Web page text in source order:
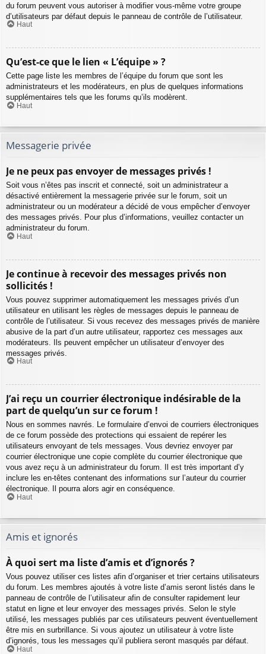
du forum peuvent vous autoriser à modifier vous-même votre groupe
d’utilisateurs par défaut depuis le panneau de contrôle de l’utilisateur.
Haut
Qu’est-ce que le lien « L’équipe » ?
Cette page liste les membres de l’équipe du forum que sont les
administrateurs et les modérateurs, en plus de quelques informations
supplémentaires tels que les forums qu’ils modèrent.
Haut
Messagerie privée
Je ne peux pas envoyer de messages privés !
Soit vous n’êtes pas inscrit et connecté, soit un administrateur a
désactivé entièrement la messagerie privée sur le forum, soit un
administrateur ou un modérateur a décidé de vous empêcher d’envoyer
des messages privés. Pour plus d’informations, veuillez contacter un
administrateur du forum.
Haut
Je continue à recevoir des messages privés non
sollicités !
Vous pouvez supprimer automatiquement les messages privés d’un
utilisateur en utilisant les règles de messages depuis le panneau de
contrôle de l’utilisateur. Si vous recevez des messages privés de manière
abusive de la part d’un autre utilisateur, rapportez ces messages aux
modérateurs. Ils peuvent empêcher un utilisateur d’envoyer des
messages privés.
Haut
J’ai reçu un courrier électronique indésirable de la
part de quelqu’un sur ce forum !
Nous en sommes navrés. Le formulaire d’envoi de courriers électroniques
de ce forum possède des protections qui essaient de repérer les
utilisateurs envoyant de tels messages. Vous devriez envoyer par
courrier électronique une copie complète du courrier électronique que
vous avez reçu à un administrateur du forum. Il est très important d’y
inclure les en-têtes contenant des informations sur l’auteur du courrier
électronique. Il pourra alors agir en conséquence.
Haut
Amis et ignorés
À quoi sert ma liste d’amis et d’ignorés ?
Vous pouvez utiliser ces listes afin d’organiser et trier certains utilisateurs
du forum. Les membres ajoutés à votre liste d’amis seront listés dans le
panneau de contrôle de l’utilisateur afin de consulter rapidement leur
statut en ligne et leur envoyer des messages privés. Selon le style
utilisé, les messages publiés par ces utilisateurs peuvent éventuellement
être mis en surbrillance. Si vous ajoutez un utilisateur à votre liste
d’ignorés, tous les messages qu’il publiera seront masqués par défaut.
Haut